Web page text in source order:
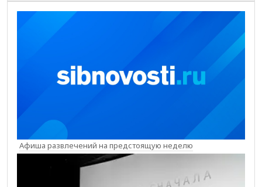
Афиша развлечений на предстоящую неделю